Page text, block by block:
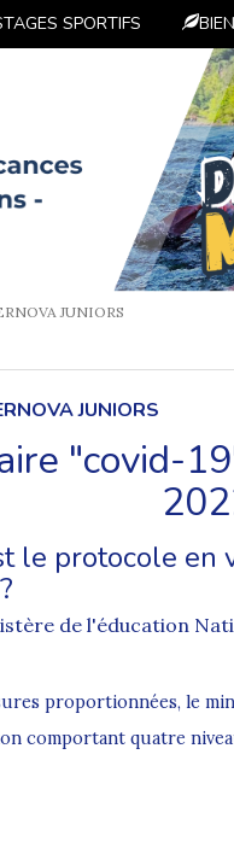
SPORTIFS
JUNIORS
JUNIORS
"covid-
le protocole en
de l'éducation
proportionnées, le
comportant quatre